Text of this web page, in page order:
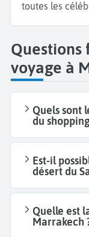
toutes les
Questions
voyage à
Quels sont
du
Est-il
désert du
Quelle est
Marrakech